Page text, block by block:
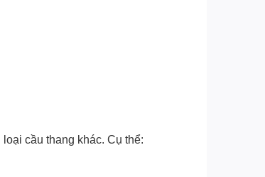
cầu thang khác. Cụ thể: